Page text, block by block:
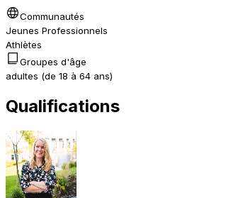
Communautés
Jeunes Professionnels
Athlètes
Groupes d'âge
adultes (de 18 à 64 ans)
Qualifications